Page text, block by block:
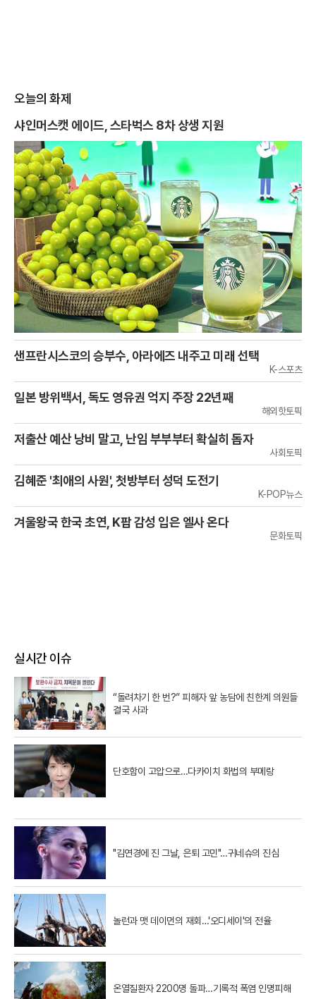
오늘의 화제
샤인머스캣 에이드, 스타벅스 8차 상생 지원
샌프란시스코의 승부수, 아라에즈 내주고 미래 선택
K-스포츠
일본 방위백서, 독도 영유권 억지 주장 22년째
해외핫토픽
저출산 예산 낭비 말고, 난임 부부부터 확실히 돕자
사회토픽
김혜준 '최애의 사원', 첫방부터 성덕 도전기
K-POP뉴스
겨울왕국 한국 초연, K팝 감성 입은 엘사 온다
문화토픽
실시간 이슈
“돌려차기 한 번?” 피해자 앞 농담에 친한계 의원들
결국 사과
단호함이 고압으로…다카이치 화법의 부메랑
"김연경에 진 그날, 은퇴 고민"…귀네슈의 진심
놀런과 맷 데이먼의 재회…'오디세이'의 전율
온열질환자 2200명 돌파…기록적 폭염 인명피해